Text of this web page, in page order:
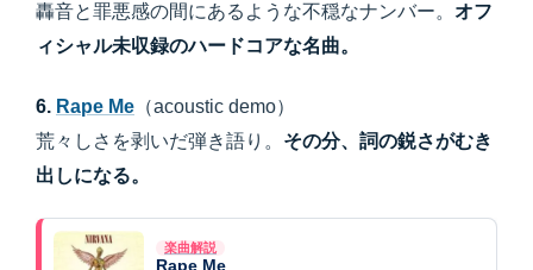
轟音と罪悪感の間にあるような不穏なナンバー。 オフ
ィシャル未収録のハードコアな名曲。
6. Rape Me （acoustic demo）
荒々しさを剥いだ弾き語り。 その分、詞の鋭さがむき
出しになる。
楽曲解説
Rape Me